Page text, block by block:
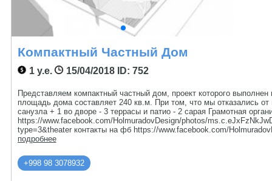
Компактный Частный Дом
1 у.е. 15/04/2018ID: 752
Представляем компактный частный дом, проект которого
площадь дома составляет 240 кв.м. При том, что мы отказались
санузла + 1 во дворе - 3 террасы и патио - 2 сарая Грамотная
https://www.facebook.com/HolmuradovDesign/photos/
type=3&theater контакты на фб https://www.facebook.com/
подробнее
+998 98 3078932